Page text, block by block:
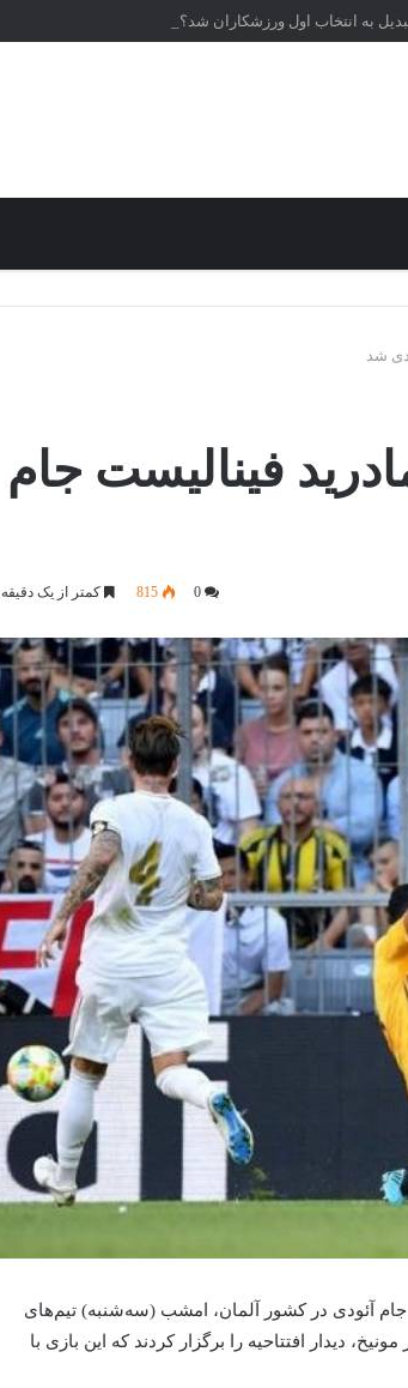
به انتخاب اول ورزشکاران شد؟
شد
فینالیست جام
815 کمتر از یک دقیقه
آئودی در کشور آلمان، امشب (سه‌شنبه) تیم‌های
دیدار افتتاحیه را برگزار کردند که این بازی با